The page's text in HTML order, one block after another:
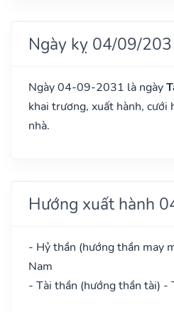
Ngày kỵ 04/09/
Ngày 04-09-2031 là ngày
khai trương, xuất hành, cưới
nhà.
Hướng xuất hành
- Hỷ thần (hướng thần may
Nam
- Tài thần (hướng thần tài) -